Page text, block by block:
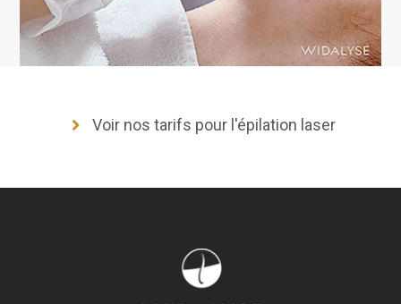
Voir nos tarifs pour l'épilation laser